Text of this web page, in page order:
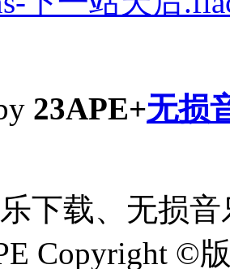
23APE+无损
下载、无损
Copyright ©